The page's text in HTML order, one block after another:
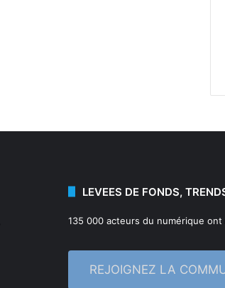
LEVEES DE FONDS,
135 000 acteurs du numérique ont
REJOIGNEZ LA